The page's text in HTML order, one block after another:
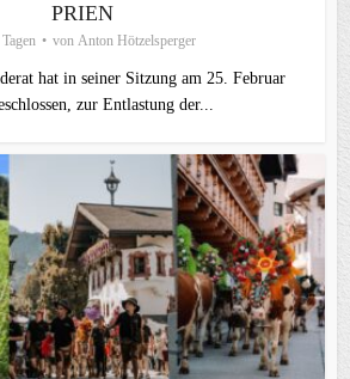
PRIEN
von Anton Hötzelsperger
hat in seiner Sitzung am 25. Februar
zur Entlastung der...